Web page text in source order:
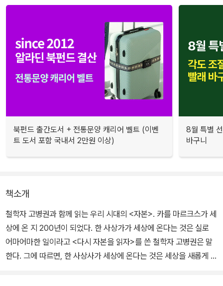
북펀드 출간도서 + 전통문양 캐리어 벨트 (이벤
트 도서 포함 국내서 2만원 이상)
8월 특별
바구니
책소개
철학자 고병권과 함께 읽는 우리 시대의 <자본>. 카를 마르크스가 세
상에 온 지 200년이 되었다. 한 사상가가 세상에 온다는 것은 실로
어마어마한 일이라고 <다시 자본을 읽자>를 쓴 철학자 고병권은 말
한다. 그에 따르면, 한 사상사가 세상에 온다는 것은 세상을 새롭게 보